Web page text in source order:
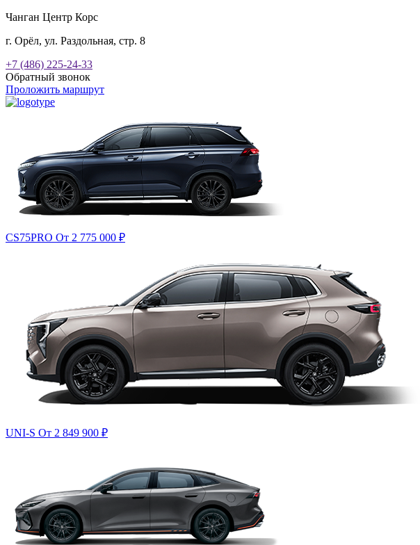
Чанган Центр Корс
г. Орёл, ул. Раздольная, стр. 8
+7 (486) 225-24-33
Обратный звонок
Проложить маршрут
CS75PRO От 2 775 000 ₽
UNI-S От 2 849 900 ₽